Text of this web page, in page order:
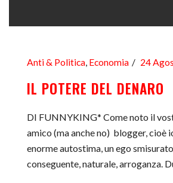
Anti & Politica, Economia 24
IL POTERE DEL DENARO
DI FUNNYKING* Come noto il
amico (ma anche no) blogger, cioè
enorme autostima, un ego
conseguente, naturale, arroganza.